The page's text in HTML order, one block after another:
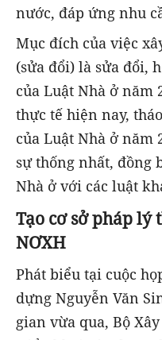
nước, đáp ứng nhu
Mục đích của việc
(sửa đổi) là sửa đổi,
của Luật Nhà ở năm
thực tế hiện nay,
của Luật Nhà ở năm
sự thống nhất, đồng
Nhà ở với các luật
Tạo cơ sở pháp
NƠXH
Phát biểu tại cuộc
dựng Nguyễn Văn
gian vừa qua, Bộ